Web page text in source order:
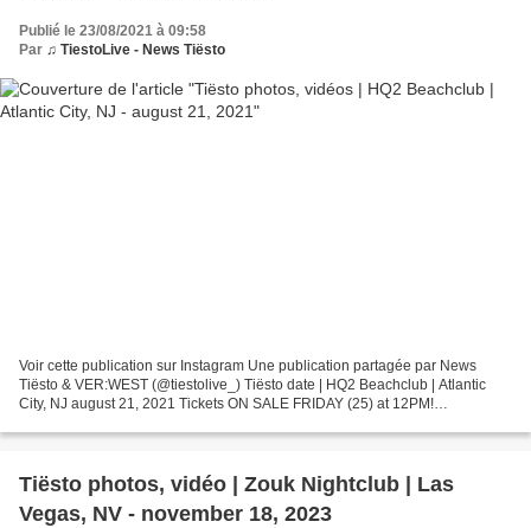
Publié le 23/08/2021 à 09:58
Par ♫ TiestoLive - News Tiësto
Voir cette publication sur Instagram Une publication partagée par News
Tiësto & VER:WEST (@tiestolive_) Tiësto date | HQ2 Beachclub | Atlantic
City, NJ august 21, 2021 Tickets ON SALE FRIDAY (25) at 12PM!
Tiësto photos, vidéo | Zouk Nightclub | Las
Vegas, NV - november 18, 2023